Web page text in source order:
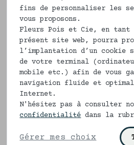
de tournesols et de
Description
100% coton bio
Fond en jersey de
ENTRETIEN ET
Faites toujours
froide nos cotons
fins de personnaliser les
vous proposons.
Fleurs Pois et Cie, en tant
présent site web, pourra
l’implantation d’un cookie
de votre terminal
mobile etc.) afin de vous
navigation fluide et
Internet.
N'hésitez pas à consulter
confidentialité dans la
cookies" pour en savoir
Gérer mes choix